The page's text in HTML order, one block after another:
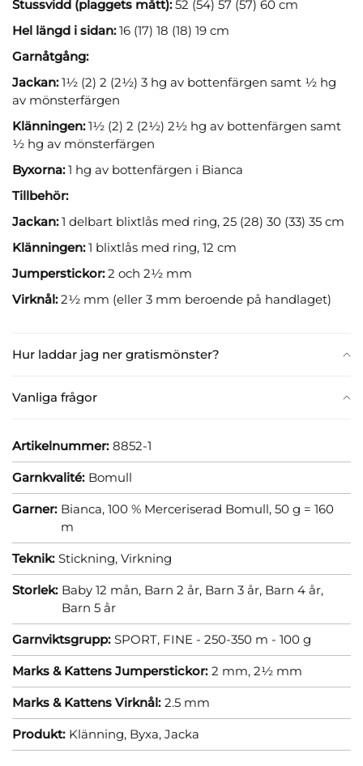
Hur laddar jag ner gratismönster?
Vanliga frågor
Stussvidd (plaggets mått):52 (54) 57 (57) 60 cm
Hel längd i sidan:16 (17) 18 (18) 19 cm
Garnåtgång:
Jackan:1½ (2) 2 (2½) 3 hg av bottenfärgen samt ½ hg
av mönsterfärgen
Klänningen:1½ (2) 2 (2½) 2½ hg av bottenfärgen samt
½ hg av mönsterfärgen
Byxorna:1 hg av bottenfärgen i Bianca
Tillbehör:
Jackan:1 delbart blixtlås med ring, 25 (28) 30 (33) 35 cm
Klänningen:1 blixtlås med ring, 12 cm
Jumperstickor:2 och 2½ mm
Virknål:2½ mm (eller 3 mm beroende på handlaget)
Artikelnummer: 8852-1
Garnkvalité: Bomull
Garner: Bianca, 100 % Merceriserad Bomull, 50 g = 160
m
Teknik: Stickning, Virkning
Storlek: Baby 12 mån, Barn 2 år, Barn 3 år, Barn 4 år,
Barn 5 år
Garnviktsgrupp: SPORT, FINE - 250-350 m - 100 g
Marks & Kattens Jumperstickor: 2 mm, 2½ mm
Marks & Kattens Virknål: 2.5 mm
Produkt: Klänning, Byxa, Jacka